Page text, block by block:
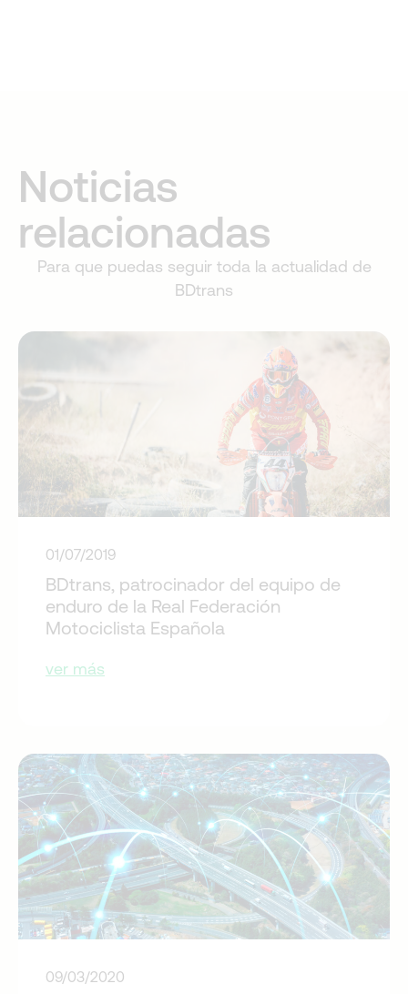
Noticias
relacionadas
Para que puedas seguir toda la actualidad de
BDtrans
01/07/2019
BDtrans, patrocinador del equipo de
enduro de la Real Federación
Motociclista Española
ver más
09/03/2020